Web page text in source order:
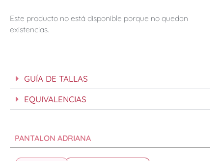
Este producto no está disponible porque no quedan
existencias.
GUÍA DE TALLAS
EQUIVALENCIAS
PANTALON ADRIANA